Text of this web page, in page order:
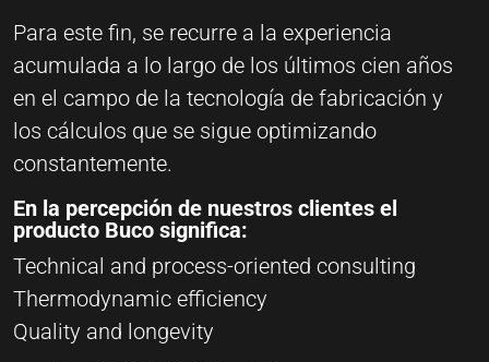
Para este fin, se recurre a la experiencia
acumulada a lo largo de los últimos cien años
en el campo de la tecnología de fabricación y
los cálculos que se sigue optimizando
constantemente.
En la percepción de nuestros clientes el
producto Buco significa:
Technical and process-oriented consulting
Thermodynamic efficiency
Quality and longevity